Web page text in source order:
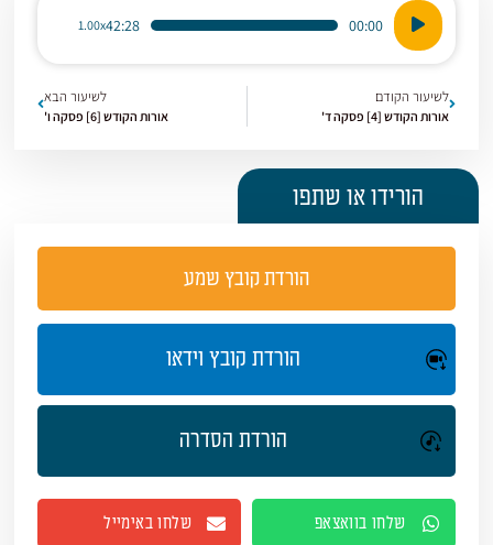
נגן
אודיו
00:00
42:28
1.00x
לשיעור הקודם
אורות הקודש [4] פסקה ד'
לשיעור הבא
אורות הקודש [6] פסקה ו'
הורידו או שתפו
הורדת קובץ שמע
הורדת קובץ וידאו
הורדת הסדרה
שלחו בוואצאפ שלחו באימייל